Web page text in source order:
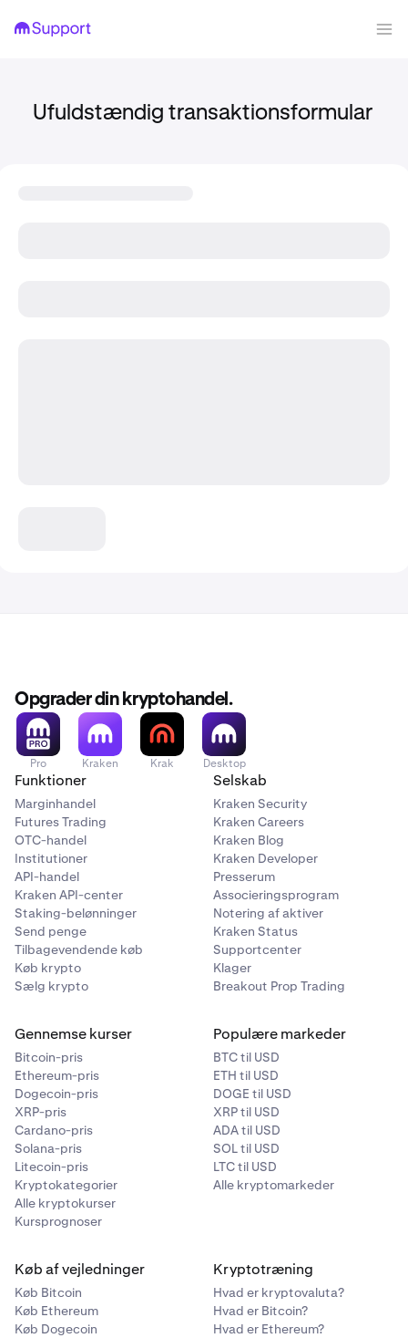
Ufuldstændig transaktionsformular
Opgrader din kryptohandel.
Pro Kraken Krak Desktop
Funktioner
Marginhandel
Futures Trading
OTC-handel
Institutioner
API-handel
Kraken API-center
Staking-belønninger
Send penge
Tilbagevendende køb
Køb krypto
Sælg krypto
Selskab
Kraken Security
Kraken Careers
Kraken Blog
Kraken Developer
Presserum
Associeringsprogram
Notering af aktiver
Kraken Status
Supportcenter
Klager
Breakout Prop Trading
Gennemse kurser
Bitcoin-pris
Ethereum-pris
Dogecoin-pris
XRP-pris
Cardano-pris
Solana-pris
Litecoin-pris
Kryptokategorier
Alle kryptokurser
Kursprognoser
Populære markeder
BTC til USD
ETH til USD
DOGE til USD
XRP til USD
ADA til USD
SOL til USD
LTC til USD
Alle kryptomarkeder
Køb af vejledninger
Køb Bitcoin
Køb Ethereum
Køb Dogecoin
Kryptotræning
Hvad er kryptovaluta?
Hvad er Bitcoin?
Hvad er Ethereum?